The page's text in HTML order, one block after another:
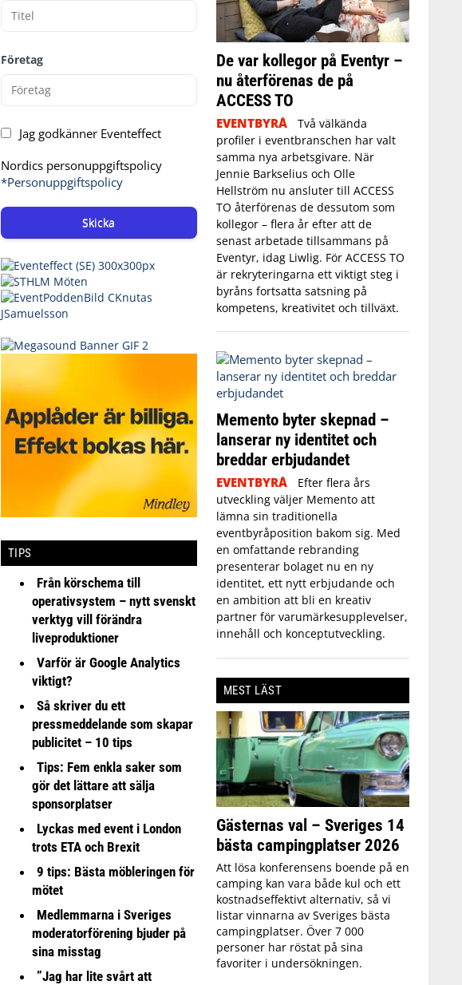
Företag
Jag godkänner Eventeffect
Nordics personuppgiftspolicy
*Personuppgiftspolicy
Skicka
TIPS
Från körschema till
operativsystem – nytt svenskt
verktyg vill förändra
liveproduktioner
Varför är Google Analytics
viktigt?
Så skriver du ett
pressmeddelande som skapar
publicitet – 10 tips
Tips: Fem enkla saker som
gör det lättare att sälja
sponsorplatser
Lyckas med event i London
trots ETA och Brexit
9 tips: Bästa möbleringen för
mötet
Medlemmarna i Sveriges
moderatorförening bjuder på
sina misstag
”Jag har lite svårt att
De var kollegor på Eventyr –
nu återförenas de på
ACCESS TO
EVENTBYRÅ
Två välkända
profiler i eventbranschen har valt
samma nya arbetsgivare. När
Jennie Barkselius och Olle
Hellström nu ansluter till ACCESS
TO återförenas de dessutom som
kollegor – flera år efter att de
senast arbetade tillsammans på
Eventyr, idag Liwlig. För ACCESS TO
är rekryteringarna ett viktigt steg i
byråns fortsatta satsning på
kompetens, kreativitet och tillväxt.
Memento byter skepnad –
lanserar ny identitet och
breddar erbjudandet
EVENTBYRÅ
Efter flera års
utveckling väljer Memento att
lämna sin traditionella
eventbyråposition bakom sig. Med
en omfattande rebranding
presenterar bolaget nu en ny
identitet, ett nytt erbjudande och
en ambition att bli en kreativ
partner för varumärkesupplevelser,
innehåll och konceptutveckling.
MEST LÄST
Gästernas val – Sveriges 14
bästa campingplatser 2026
Att lösa konferensens boende på en
camping kan vara både kul och ett
kostnadseffektivt alternativ, så vi
listar vinnarna av Sveriges bästa
campingplatser. Över 7 000
personer har röstat på sina
favoriter i undersökningen.